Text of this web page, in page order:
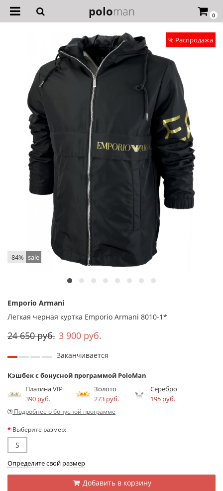
0
poloman
% Распродажа
-84% sale
Emporio Armani
Легкая черная куртка Emporio Armani 8010-1*
24 650 руб. 3 900 руб.
Заканчивается
Кэшбек с бонусной программой PoloMan
Платина VIP
390 руб.
Золото
273 руб.
Серебро
195 руб.
Подробнее о бонусной программе
Выберите размер:
S
Определите свой размер
Добавить в корзину